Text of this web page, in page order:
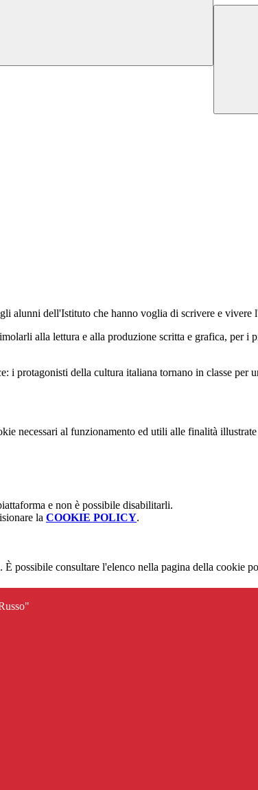
alunni dell'Istituto che hanno voglia di scrivere e
alla lettura e alla produzione scritta e grafica, per
i protagonisti della cultura italiana tornano in classe per
necessari al funzionamento ed utili alle finalità
e non è possibile disabilitarli.
la COOKIE POLICY.
possibile consultare l'elenco nella pagina della cookie